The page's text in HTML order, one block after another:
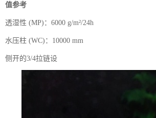
值参考
透湿性 (MP)：6000 g/m²/24h
水压柱 (WC)：10000 mm
侧开的3/4拉链设